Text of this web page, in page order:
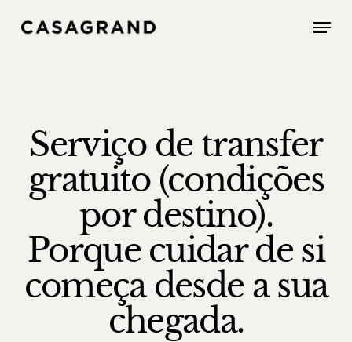
Menu
Serviço de transfer
gratuito (condições
por destino).
Porque cuidar de si
começa desde a sua
chegada.